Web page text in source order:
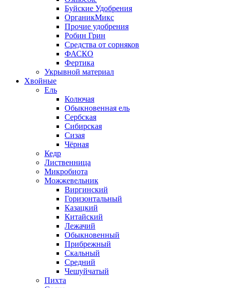
Буйские Удобрения
ОрганикМикс
Прочие удобрения
Робин Грин
Средства от сорняков
ФАСКО
Фертика
Укрывной материал
Хвойные
Ель
Колючая
Обыкновенная ель
Сербская
Сибирская
Сизая
Чёрная
Кедр
Лиственница
Микробиота
Можжевельник
Виргинский
Горизонтальный
Казацкий
Китайский
Лежачий
Обыкновенный
Прибрежный
Скальный
Средний
Чешуйчатый
Пихта